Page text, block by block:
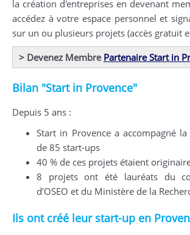
la création d'entreprises en devenant
accédez à votre espace personnel et
sur un ou plusieurs projets (accès gratuit
> Devenez Membre Partenaire Start in
Bilan "Start in Provence"
Depuis 5 ans :
Start in Provence a accompagné
de 85 start-ups
40 % de ces projets étaient
8 projets ont été lauréats du
d’OSEO et du Ministère de la
Ils ont créé leur start-up en